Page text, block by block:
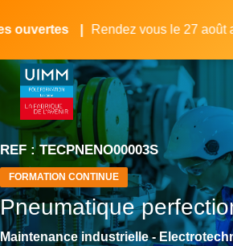
au
principal
Rendez vous le 27 août
REF : TECPNENO00003S
FORMATION CONTINUE
Pneumatique
Maintenance industrielle -